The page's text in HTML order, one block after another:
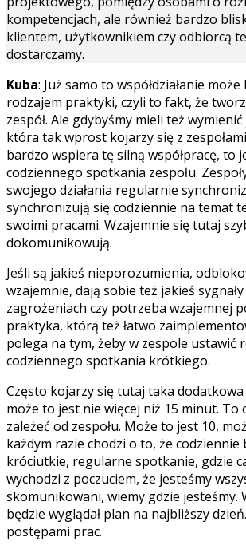
kompetencjach, ale również bardzo
klientem, użytkownikiem czy odbiorcą
dostarczamy.
Kuba: Już samo to współdziałanie
rodzajem praktyki, czyli to fakt, że
zespół. Ale gdybyśmy mieli też
która tak wprost kojarzy się z
bardzo wspiera tę silną współpracę, to
codziennego spotkania zespołu.
swojego działania regularnie
synchronizują się codziennie na temat
swoimi pracami. Wzajemnie się tutaj
dokomunikowują.
Jeśli są jakieś nieporozumienia,
wzajemnie, dają sobie też jakieś
zagrożeniach czy potrzeba wzajemnej
praktyka, którą też łatwo
polega na tym, żeby w zespole ustawić
codziennego spotkania krótkiego.
Często kojarzy się tutaj taka dodatkowa
może to jest nie więcej niż 15 minut. To
zależeć od zespołu. Może to jest 10,
każdym razie chodzi o to, że codziennie
króciutkie, regularne spotkanie, gdzie
wychodzi z poczuciem, że jesteśmy
skomunikowani, wiemy gdzie jesteśmy.
będzie wyglądał plan na najbliższy
postępami prac.